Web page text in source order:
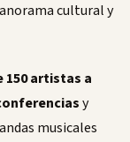
cultural y
150 artistas a
y
musicales